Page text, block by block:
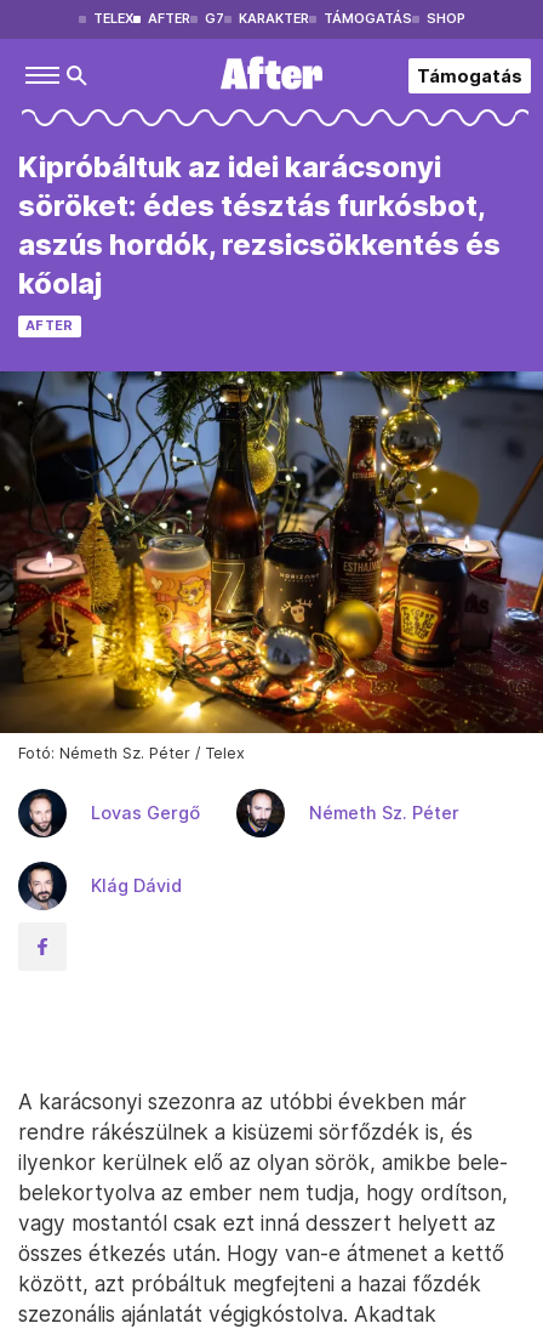
TELEX AFTER G7 KARAKTER TÁMOGATÁS SHOP
Támogatás
Kipróbáltuk az idei karácsonyi
söröket: édes tésztás furkósbot,
aszús hordók, rezsicsökkentés és
kőolaj
AFTER
Fotó: Németh Sz. Péter / Telex
Lovas Gergő Németh Sz. Péter
Klág Dávid
A karácsonyi szezonra az utóbbi években már
rendre rákészülnek a kisüzemi sörfőzdék is, és
ilyenkor kerülnek elő az olyan sörök, amikbe bele-
belekortyolva az ember nem tudja, hogy ordítson,
vagy mostantól csak ezt inná desszert helyett az
összes étkezés után. Hogy van-e átmenet a kettő
között, azt próbáltuk megfejteni a hazai főzdék
szezonális ajánlatát végigkóstolva. Akadtak